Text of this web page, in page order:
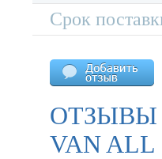
Срок
ОТЗЫВЫ
VAN ALL